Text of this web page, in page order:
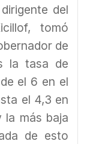
del
tomó
de
la tasa de
el 6 en el
el 4,3 en
la más baja
de esto